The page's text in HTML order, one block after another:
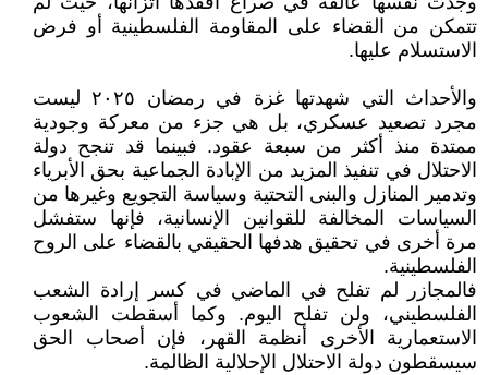
تتمكن من القضاء على المقاومة الفلسطينية أو فرض
الاستسلام عليها.
والأحداث التي شهدتها غزة في رمضان ٢٠٢٥ ليست
مجرد تصعيد عسكري، بل هي جزء من معركة وجودية
ممتدة منذ أكثر من سبعة عقود. فبينما قد تنجح دولة
الاحتلال في تنفيذ المزيد من الإبادة الجماعية بحق الأبرياء
وتدمير المنازل والبنى التحتية وسياسة التجويع وغيرها من
السياسات المخالفة للقوانين الإنسانية، فإنها ستفشل
مرة أخرى في تحقيق هدفها الحقيقي بالقضاء على الروح
الفلسطينية.
فالمجازر لم تفلح في الماضي في كسر إرادة الشعب
الفلسطيني، ولن تفلح اليوم. وكما أسقطت الشعوب
الاستعمارية الأخرى أنظمة القهر، فإن أصحاب الحق
سيسقطون دولة الاحتلال الإحلالية الظالمة.